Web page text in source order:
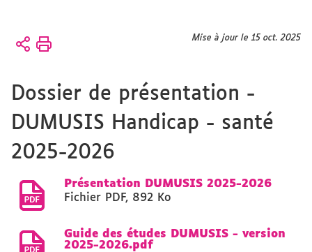
Vous
Accueil
CFMI
Mise à jour le 15 oct. 2025
Dossier de présentation -
DUMUSIS Handicap - santé
2025-2026
Présentation DUMUSIS 2025-2026
Fichier PDF, 892 Ko
Guide des études DUMUSIS - version
2025-2026.pdf